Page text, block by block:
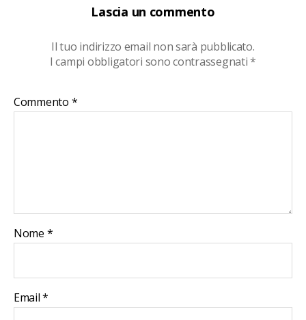
Lascia un commento
Il tuo indirizzo email non sarà pubblicato.
I campi obbligatori sono contrassegnati*
Commento *
Nome *
Email*